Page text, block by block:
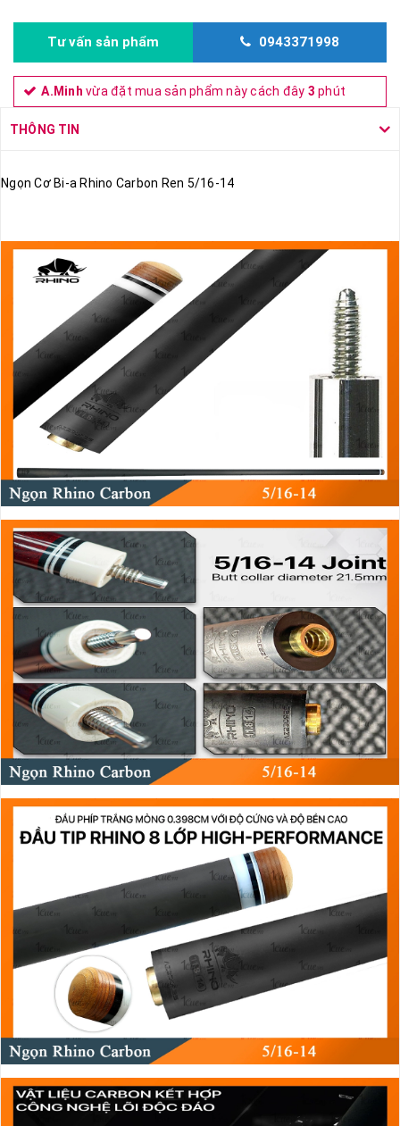
Tư vấn sản phẩm 0943371998
A.Minh vừa đặt mua sản phẩm này cách đây 3 phút
THÔNG TIN
Ngọn Cơ Bi-a Rhino Carbon Ren 5/16-14